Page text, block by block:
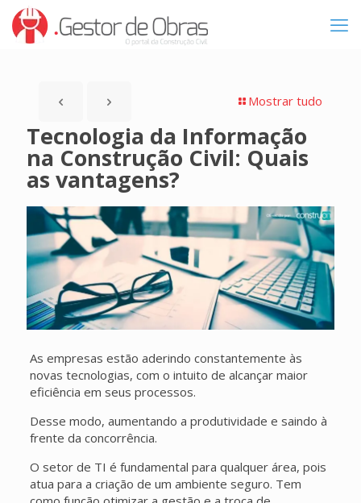
Mostrar tudo
Tecnologia da Informação
na Construção Civil: Quais
as vantagens?
As empresas estão aderindo constantemente às
novas tecnologias, com o intuito de alcançar maior
eficiência em seus processos.
Desse modo, aumentando a produtividade e saindo à
frente da concorrência.
O setor de TI é fundamental para qualquer área, pois
atua para a criação de um ambiente seguro. Tem